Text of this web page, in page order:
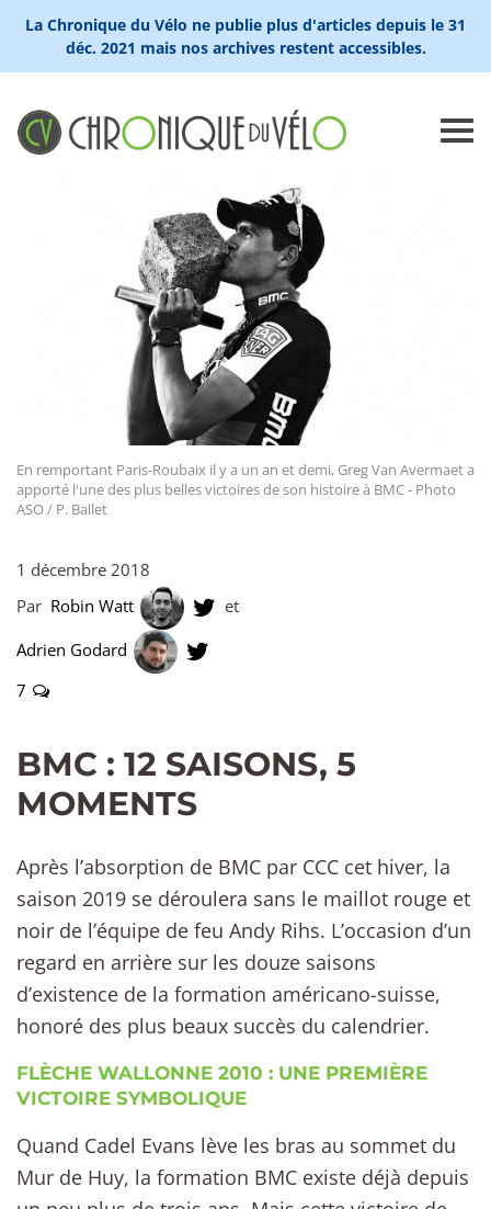
La Chronique du Vélo ne publie plus d'articles depuis le 31
déc. 2021 mais nos archives restent accessibles.
En remportant Paris-Roubaix il y a un an et demi, Greg Van Avermaet a
apporté l'une des plus belles victoires de son histoire à BMC - Photo
ASO / P. Ballet
1 décembre 2018
Par Robin Watt
et
Adrien Godard
7
BMC : 12 SAISONS, 5
MOMENTS
Après l’absorption de BMC par CCC cet hiver, la
saison 2019 se déroulera sans le maillot rouge et
noir de l’équipe de feu Andy Rihs. L’occasion d’un
regard en arrière sur les douze saisons
d’existence de la formation américano-suisse,
honoré des plus beaux succès du calendrier.
FLÈCHE WALLONNE 2010 : UNE PREMIÈRE
VICTOIRE SYMBOLIQUE
Quand Cadel Evans lève les bras au sommet du
Mur de Huy, la formation BMC existe déjà depuis